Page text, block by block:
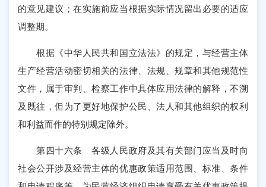
的意见建议；在实施前应当根据实际情况留出必要的适应
调整期。
根据《中华人民共和国立法法》的规定，与经营主体
生产经营活动密切相关的法律、法规、规章和其他规范性
文件，属于审判、检察工作中具体应用法律的解释，不溯
及既往，但为了更好地保护公民、法人和其他组织的权利
和利益而作的特别规定除外。
第四十六条 各级人民政府及其有关部门应当及时向
社会公开涉及经营主体的优惠政策适用范围、标准、条件